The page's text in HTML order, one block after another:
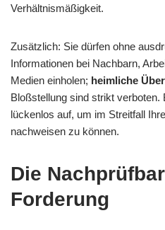
Verhältnismäßigkeit.
Zusätzlich: Sie dürfen ohne
Informationen bei Nachbarn,
Medien einholen; heimliche
Bloßstellung sind strikt
lückenlos auf, um im Streitfall Ihre
nachweisen zu können.
Die
Forderung